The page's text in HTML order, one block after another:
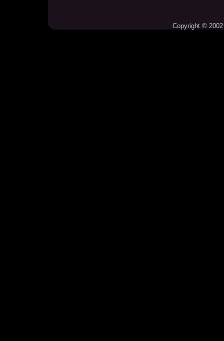
Copyright ©